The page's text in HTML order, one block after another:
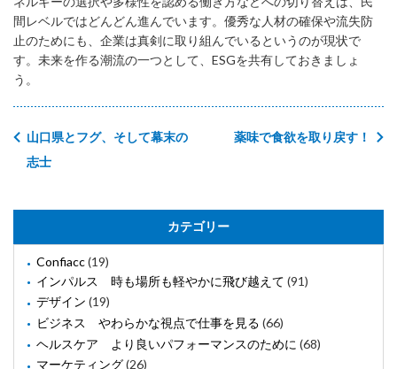
間レベルではどんどん進んでいます。優秀な人材の確保や流失防
止のためにも、企業は真剣に取り組んでいるというのが現状で
す。未来を作る潮流の一つとして、ESGを共有しておきましょ
う。
薬味で食欲を取り戻す！
山口県とフグ、そして幕末の
志士
カテゴリー
Confiacc(19)
インパルス 時も場所も軽やかに飛び越えて (91)
デザイン (19)
ビジネス やわらかな視点で仕事を見る (66)
ヘルスケア より良いパフォーマンスのために (68)
マーケティング(26)